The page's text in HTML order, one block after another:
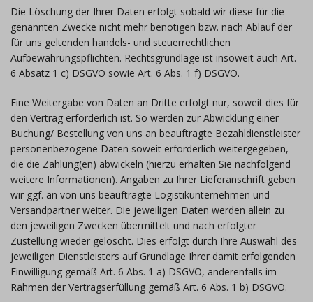
Die Löschung der Ihrer Daten erfolgt sobald wir diese für die
genannten Zwecke nicht mehr benötigen bzw. nach Ablauf der
für uns geltenden handels- und steuerrechtlichen
Aufbewahrungspflichten. Rechtsgrundlage ist insoweit auch Art.
6 Absatz 1 c) DSGVO sowie Art. 6 Abs. 1 f) DSGVO.
Eine Weitergabe von Daten an Dritte erfolgt nur, soweit dies für
den Vertrag erforderlich ist. So werden zur Abwicklung einer
Buchung/ Bestellung von uns an beauftragte Bezahldienstleister
personenbezogene Daten soweit erforderlich weitergegeben,
die die Zahlung(en) abwickeln (hierzu erhalten Sie nachfolgend
weitere Informationen). Angaben zu Ihrer Lieferanschrift geben
wir ggf. an von uns beauftragte Logistikunternehmen und
Versandpartner weiter. Die jeweiligen Daten werden allein zu
den jeweiligen Zwecken übermittelt und nach erfolgter
Zustellung wieder gelöscht. Dies erfolgt durch Ihre Auswahl des
jeweiligen Dienstleisters auf Grundlage Ihrer damit erfolgenden
Einwilligung gemäß Art. 6 Abs. 1 a) DSGVO, anderenfalls im
Rahmen der Vertragserfüllung gemäß Art. 6 Abs. 1 b) DSGVO.